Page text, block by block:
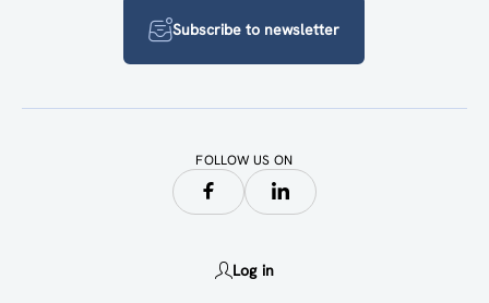
Subscribe to newsletter
FOLLOW US ON
Log in